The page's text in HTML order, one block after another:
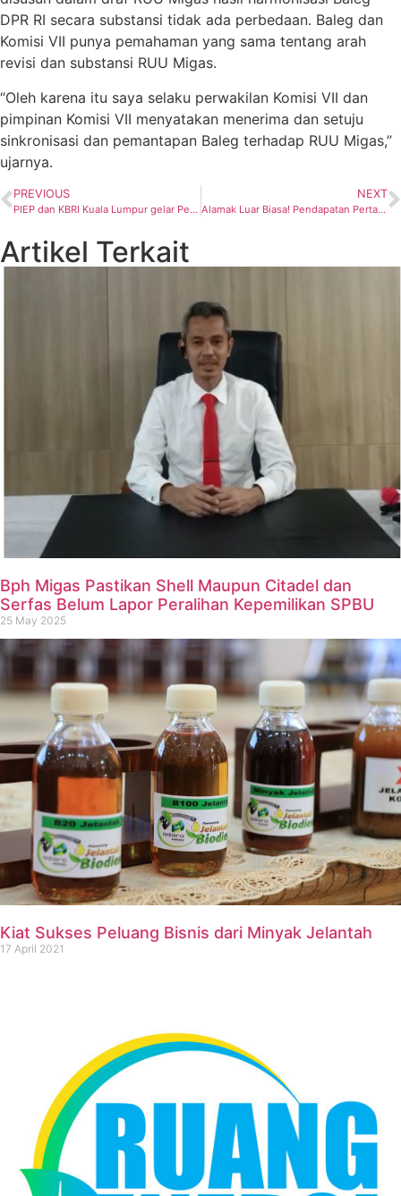
DPR RI secara substansi tidak ada perbedaan. Baleg dan
Komisi VII punya pemahaman yang sama tentang arah
revisi dan substansi RUU Migas.
“Oleh karena itu saya selaku perwakilan Komisi VII dan
pimpinan Komisi VII menyatakan menerima dan setuju
sinkronisasi dan pemantapan Baleg terhadap RUU Migas,”
ujarnya.
PREVIOUS
PIEP dan KBRI Kuala Lumpur gelar Pelepasan Wisuda Sanggar Bimbingan, Apresiasi Capaian Pendidikan Anak Pekerja Migran
NEXT
Alamak Luar Biasa! Pendapatan Pertamina Drilling Tertinggi Dalam Lima Tahun Terakhir
Artikel Terkait
Bph Migas Pastikan Shell Maupun Citadel dan
Serfas Belum Lapor Peralihan Kepemilikan SPBU
25 May 2025
Kiat Sukses Peluang Bisnis dari Minyak Jelantah
17 April 2021